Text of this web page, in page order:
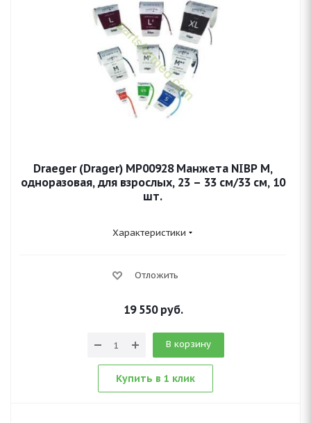
Draeger (Drager) MP00928 Манжета NIBP M,
одноразовая, для взрослых, 23 – 33 см/33 см, 10
шт.
Характеристики
Отложить
19 550руб.
В корзину
Купить в 1 клик